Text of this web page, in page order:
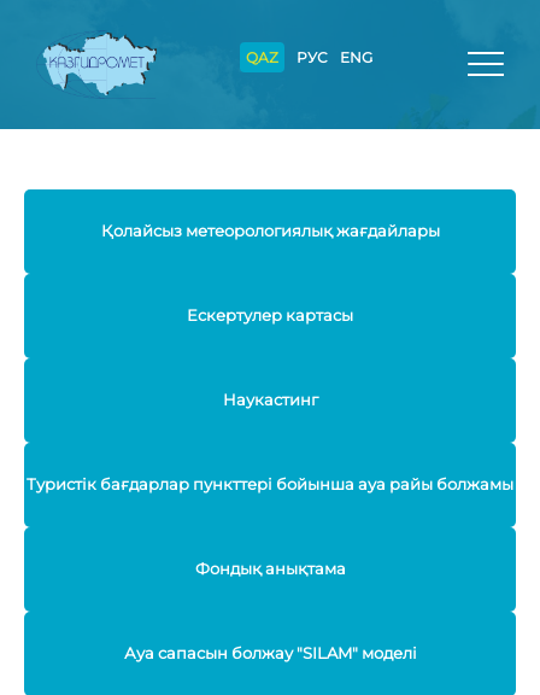
QAZ РУС ENG
Қолайсыз метеорологиялық жағдайлары
Ескертулер картасы
Наукастинг
Туристік бағдарлар пункттері бойынша ауа райы болжамы
Фондық анықтама
Ауа сапасын болжау "SILAM" моделі